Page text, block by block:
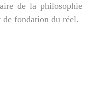
de la philosophie
de fondation du réel.